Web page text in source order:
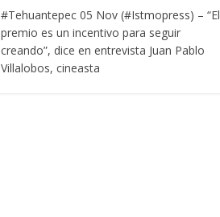
#Tehuantepec 05 Nov (#Istmopress) – “El
premio es un incentivo para seguir
creando”, dice en entrevista Juan Pablo
Villalobos, cineasta